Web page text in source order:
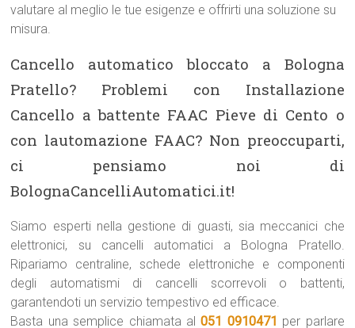
valutare al meglio le tue esigenze e offrirti una soluzione su
misura.
Cancello automatico bloccato a Bologna
Pratello? Problemi con Installazione
Cancello a battente FAAC Pieve di Cento o
con lautomazione FAAC? Non preoccuparti,
ci pensiamo noi di
BolognaCancelliAutomatici.it!
Siamo esperti nella gestione di guasti, sia meccanici che
elettronici, su cancelli automatici a Bologna Pratello.
Ripariamo centraline, schede elettroniche e componenti
degli automatismi di cancelli scorrevoli o battenti,
garantendoti un servizio tempestivo ed efficace.
Basta una semplice chiamata al051 0910471 per parlare